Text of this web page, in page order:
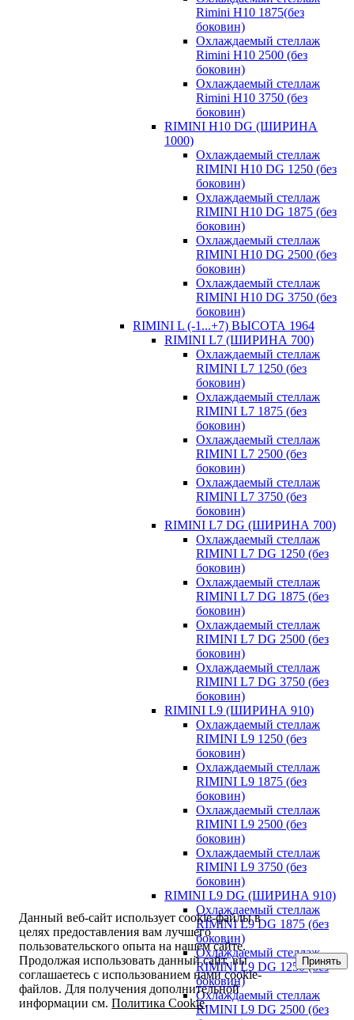
Rimini H10 1875(без
боковин)
Охлаждаемый стеллаж
Rimini H10 2500 (без
боковин)
Охлаждаемый стеллаж
Rimini H10 3750 (без
боковин)
RIMINI H10 DG (ШИРИНА
1000)
Охлаждаемый стеллаж
RIMINI H10 DG 1250 (без
боковин)
Охлаждаемый стеллаж
RIMINI H10 DG 1875 (без
боковин)
Охлаждаемый стеллаж
RIMINI H10 DG 2500 (без
боковин)
Охлаждаемый стеллаж
RIMINI H10 DG 3750 (без
боковин)
RIMINI L (-1...+7) ВЫСОТА 1964
RIMINI L7 (ШИРИНА 700)
Охлаждаемый стеллаж
RIMINI L7 1250 (без
боковин)
Охлаждаемый стеллаж
RIMINI L7 1875 (без
боковин)
Охлаждаемый стеллаж
RIMINI L7 2500 (без
боковин)
Охлаждаемый стеллаж
RIMINI L7 3750 (без
боковин)
RIMINI L7 DG (ШИРИНА 700)
Охлаждаемый стеллаж
RIMINI L7 DG 1250 (без
боковин)
Охлаждаемый стеллаж
RIMINI L7 DG 1875 (без
боковин)
Охлаждаемый стеллаж
RIMINI L7 DG 2500 (без
боковин)
Охлаждаемый стеллаж
RIMINI L7 DG 3750 (без
боковин)
RIMINI L9 (ШИРИНА 910)
Охлаждаемый стеллаж
RIMINI L9 1250 (без
боковин)
Охлаждаемый стеллаж
RIMINI L9 1875 (без
боковин)
Охлаждаемый стеллаж
RIMINI L9 2500 (без
боковин)
Охлаждаемый стеллаж
RIMINI L9 3750 (без
боковин)
RIMINI L9 DG (ШИРИНА 910)
Охлаждаемый стеллаж
RIMINI L9 DG 1875 (без
боковин)
Охлаждаемый стеллаж
RIMINI L9 DG 1250 (без
боковин)
Охлаждаемый стеллаж
RIMINI L9 DG 2500 (без
Данный веб-сайт использует cookie-файлы в
целях предоставления вам лучшего
пользовательского опыта на нашем сайте.
Продолжая использовать данный сайт, вы
соглашаетесь с использованием нами cookie-
файлов. Для получения дополнительной
информации см.Политика Cookie.
Принять